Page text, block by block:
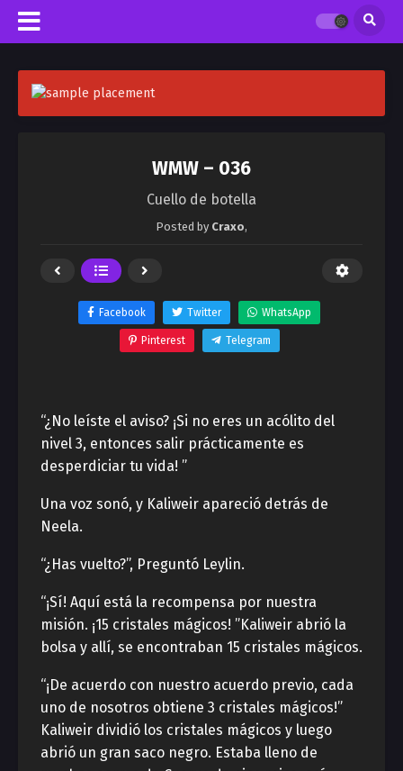
WMW – 036
Cuello de botella
Posted by Craxo,
Facebook Twitter WhatsApp
Pinterest Telegram
“¿No leíste el aviso? ¡Si no eres un acólito del
nivel 3, entonces salir prácticamente es
desperdiciar tu vida! ”
Una voz sonó, y Kaliweir apareció detrás de
Neela.
“¿Has vuelto?”, Preguntó Leylin.
“¡Sí! Aquí está la recompensa por nuestra
misión. ¡15 cristales mágicos! ”Kaliweir abrió la
bolsa y allí, se encontraban 15 cristales mágicos.
“¡De acuerdo con nuestro acuerdo previo, cada
uno de nosotros obtiene 3 cristales mágicos!”
Kaliweir dividió los cristales mágicos y luego
abrió un gran saco negro. Estaba lleno de